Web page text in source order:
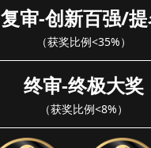
复审-创新百强/
（获奖比例<35%）
终审-终极大奖
（获奖比例<8%）